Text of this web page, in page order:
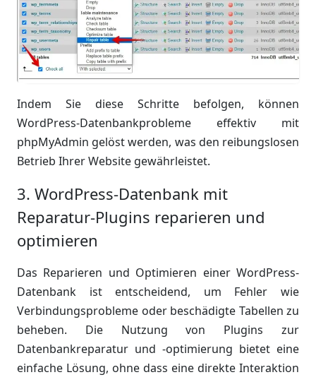
Indem Sie diese Schritte befolgen, können
WordPress-Datenbankprobleme effektiv mit
phpMyAdmin gelöst werden, was den reibungslosen
Betrieb Ihrer Website gewährleistet.
3. WordPress-Datenbank mit
Reparatur-Plugins reparieren und
optimieren
Das Reparieren und Optimieren einer WordPress-
Datenbank ist entscheidend, um Fehler wie
Verbindungsprobleme oder beschädigte Tabellen zu
beheben. Die Nutzung von Plugins zur
Datenbankreparatur und -optimierung bietet eine
einfache Lösung, ohne dass eine direkte Interaktion